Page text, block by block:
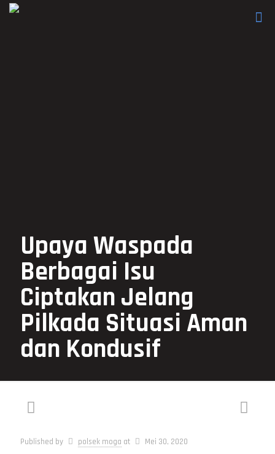
Upaya Waspada
Berbagai Isu
Ciptakan Jelang
Pilkada Situasi Aman
dan Kondusif
Published by polsek moga at Mei 30, 2020